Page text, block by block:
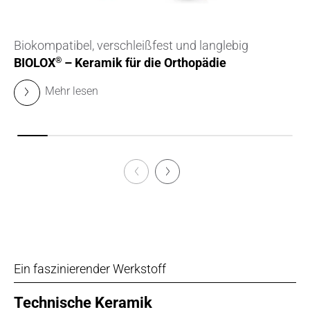
Biokompatibel, verschleißfest und langlebig
BIOLOX® – Keramik für die Orthopädie
Mehr lesen
Ein faszinierender Werkstoff
Technische Keramik